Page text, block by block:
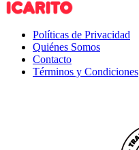
Políticas de Privacidad
Quiénes Somos
Contacto
Términos y Condiciones